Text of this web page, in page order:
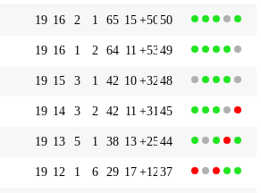
19 16 2 1 65 15+5050
19 16 1 2 64 11 +5349
19 15 3 1 42 10+3248
19 14 3 2 42 11 +3145
19 13 5 1 38 13+2544
19 12 1 6 29 17+1237